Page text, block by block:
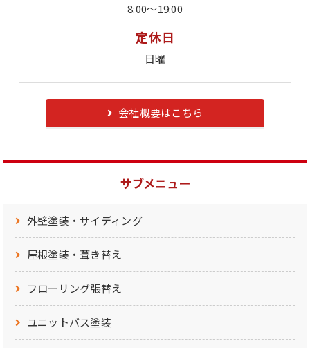
8:00～19:00
定休日
日曜
会社概要はこちら
サブメニュー
外壁塗装・サイディング
屋根塗装・葺き替え
フローリング張替え
ユニットバス塗装